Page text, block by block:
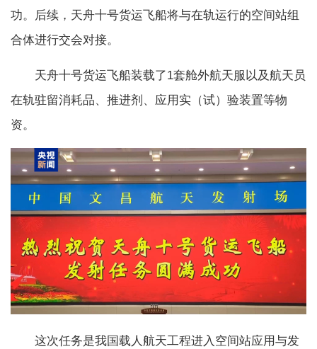
功。后续，天舟十号货运飞船将与在轨运行的空间站组
合体进行交会对接。
天舟十号货运飞船装载了1套舱外航天服以及航天员
在轨驻留消耗品、推进剂、应用实（试）验装置等物
资。
这次任务是我国载人航天工程进入空间站应用与发